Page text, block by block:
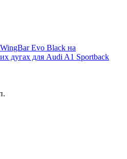
Evo Black на
дугах для Audi A1 Sportback